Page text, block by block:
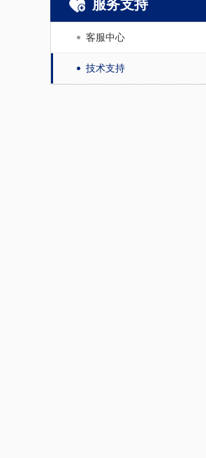
服务支持
客服中心
技术支持